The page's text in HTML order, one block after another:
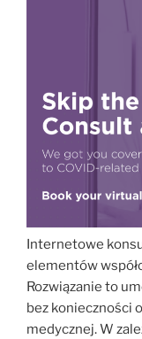
Internetowe
elementów
Rozwiązanie to
bez konieczności
medycznej. W